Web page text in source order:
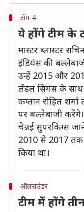
टॉप-4
ये होंगे टीम के
मास्टर ब्लास्टर
इंडियंस की
उन्हें 2015 और
लेंडल सिमंस के साथ
कप्तान रोहित
पर बल्लेबाजी करेंगे।
चेन्नई सुपरकिंग्स
2010 से 2017 तक
किया था।
ऑलराउंडर
टीम में होंगे